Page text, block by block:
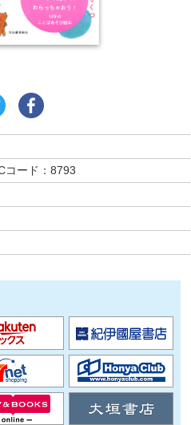
コード：8793